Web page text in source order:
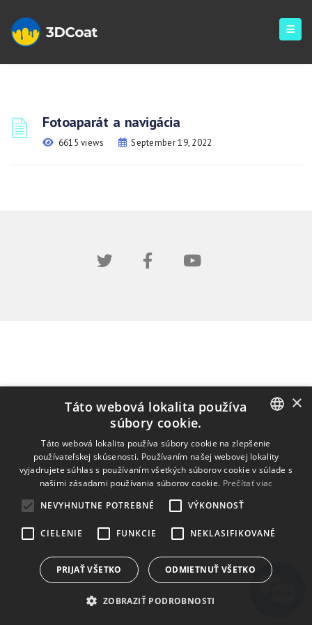
Fotoaparát a navigácia
6615 views September 19, 2022
ENGLISH
BULGARIAN
CROATIAN
CZECH
DANISH
DUTCH
ESTONIAN
×
Táto webová lokalita používa
súbory cookie.
Táto webová lokalita používa súbory cookie na zlepšenie
používateľskej skúsenosti. Používaním našej webovej lokality
vyjadrujete súhlas s používaním všetkých súborov cookie v súlade s
našimi zásadami používania súborov cookie. Prečítať viac
NEVYHNUTNE POTREBNÉ
VÝKONNOSŤ
CIELENIE FUNKCIE NEKLASIFIKOVANÉ
PRIJAŤ VŠETKO ODMIETNUŤ VŠETKO
ZOBRAZIŤ PODROBNOSTI